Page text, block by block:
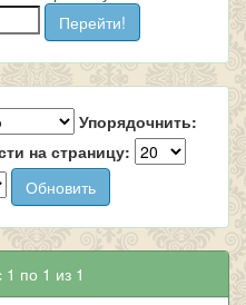
Упорядочнить:
на страницу:
1 по 1 из 1